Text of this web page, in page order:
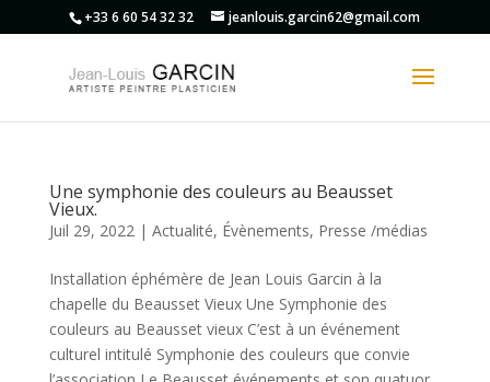
+33 6 60 54 32 32 jeanlouis.garcin62@gmail.com
Une symphonie des couleurs au Beausset
Vieux.
Juil 29, 2022| Actualité, Évènements, Presse /médias
Installation éphémère de Jean Louis Garcin à la
chapelle du Beausset Vieux Une Symphonie des
couleurs au Beausset vieux C’est à un événement
culturel intitulé Symphonie des couleurs que convie